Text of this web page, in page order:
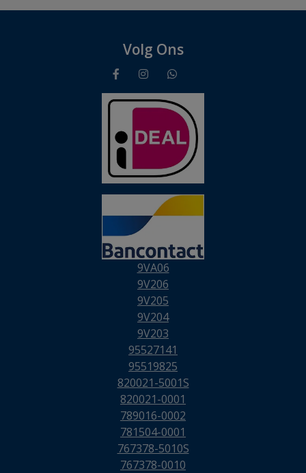
Volg Ons
9VA06
9V206
9V205
9V204
9V203
95527141
95519825
820021-5001S
820021-0001
789016-0002
781504-0001
767378-5010S
767378-0010